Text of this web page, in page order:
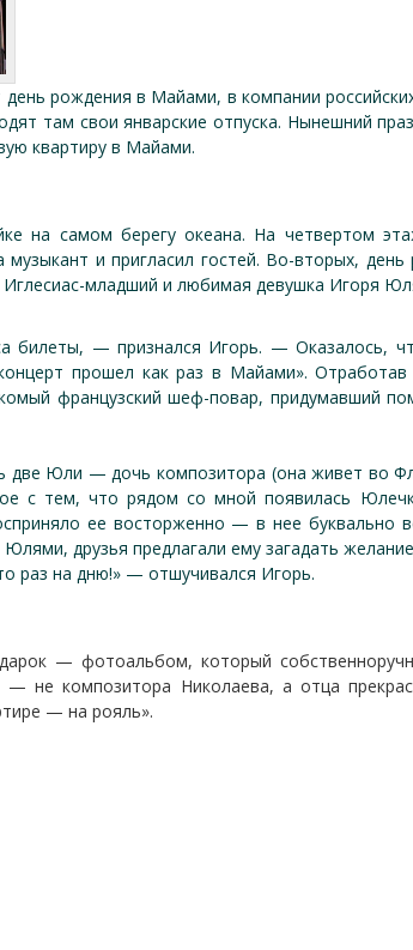
рождения в Майами, в компании
там свои январские отпуска. Нынешний
квартиру в Майами.
на самом берегу океана. На четвертом
и пригласил гостей. Во-вторых,
младший и любимая девушка Игоря
билеты, — признался Игорь. — Оказалось,
прошел как раз в Майами». Отработав
французский шеф-повар, придумавший
две Юли — дочь композитора (она живет во
с тем, что рядом со мной появилась
ее восторженно — в нее буквально
друзья предлагали ему загадать
раз на дню!» — отшучивался Игорь.
— фотоальбом, который
— не композитора Николаева, а отца
— на рояль».